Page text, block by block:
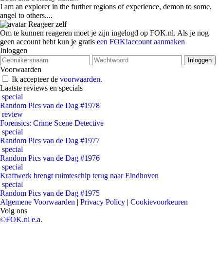
I am an explorer in the further regions of experience, demon to some,
angel to others....
Reageer zelf
Om te kunnen reageren moet je zijn ingelogd op FOK.nl. Als je nog
geen account hebt kun je gratis een FOK!account aanmaken
Inloggen
Voorwaarden
Ik accepteer de voorwaarden.
Laatste reviews en specials
special
Random Pics van de Dag #1978
review
Forensics: Crime Scene Detective
special
Random Pics van de Dag #1977
special
Random Pics van de Dag #1976
special
Kraftwerk brengt ruimteschip terug naar Eindhoven
special
Random Pics van de Dag #1975
Algemene Voorwaarden | Privacy Policy | Cookievoorkeuren
Volg ons
©FOK.nl e.a.